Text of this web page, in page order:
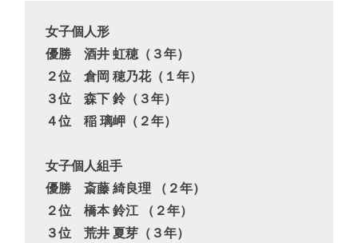
女子個人形
優勝　酒井 虹穂（３年）
２位　倉岡 穂乃花（１年）
３位　森下 鈴（３年）
４位　稲 璃岬（２年）
女子個人組手
優勝　斎藤 綺良理 （２年）
２位　橋本 鈴江 （２年）
３位　荒井 夏芽（３年）